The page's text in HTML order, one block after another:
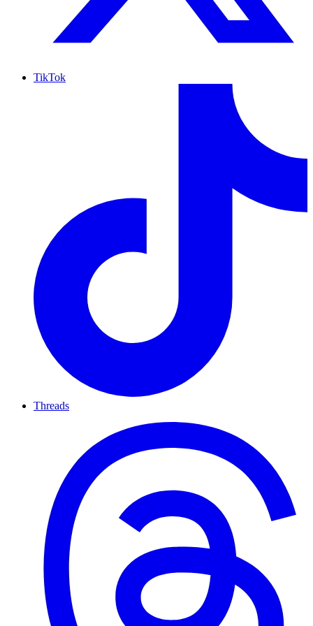
TikTok
Threads